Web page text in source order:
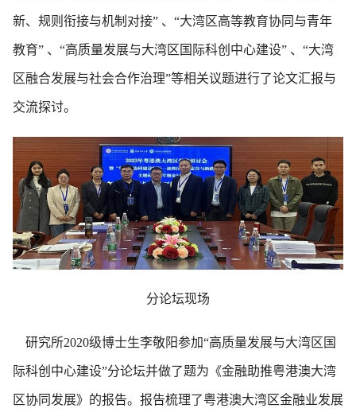
新、规则衔接与机制对接” 、“大湾区高等教育协同与青年
教育” 、“高质量发展与大湾区国际科创中心建设” 、“大湾
区融合发展与社会合作治理”等相关议题进行了论文汇报与
交流探讨。
分论坛现场
研究所2020级博士生李敬阳参加“高质量发展与大湾区国
际科创中心建设”分论坛并做了题为《金融助推粤港澳大湾
区协同发展》的报告。报告梳理了粤港澳大湾区金融业发展